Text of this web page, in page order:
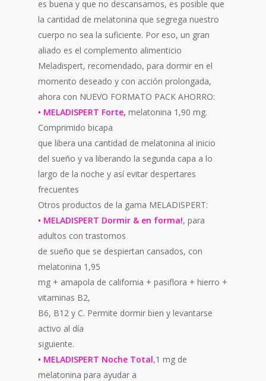
es buena y que no descansamos, es posible que
la cantidad de melatonina que segrega nuestro
cuerpo no sea la suficiente. Por eso, un gran
aliado es el complemento alimenticio
Meladispert, recomendado, para dormir en el
momento deseado y con acción prolongada,
ahora con NUEVO FORMATO PACK AHORRO:
• MELADISPERT Forte, melatonina 1,90 mg.
Comprimido bicapa
que libera una cantidad de melatonina al inicio
del sueño y va liberando la segunda capa a lo
largo de la noche y así evitar despertares
frecuentes
Otros productos de la gama MELADISPERT:
• MELADISPERT Dormir & en forma!, para
adultos con trastornos
de sueño que se despiertan cansados, con
melatonina 1,95
mg + amapola de california + pasiflora + hierro +
vitaminas B2,
B6, B12 y C. Permite dormir bien y levantarse
activo al día
siguiente.
• MELADISPERT Noche Total,1 mg de
melatonina para ayudar a